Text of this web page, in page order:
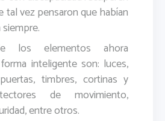
tal vez pensaron que habían
los elementos ahora
inteligente son: luces,
timbres, cortinas y
de movimiento,
entre otros.